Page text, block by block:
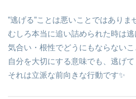
”逃げる”ことは悪いことではありま
むしろ本当に追い詰められた時は逃
気合い・根性でどうにもならないこ
自分を大切にする意味でも、逃げて
それは立派な前向きな行動です✨